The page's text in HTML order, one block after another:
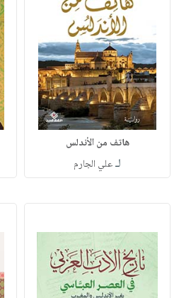
هاتف من الأندلس
لـعلي الجارم